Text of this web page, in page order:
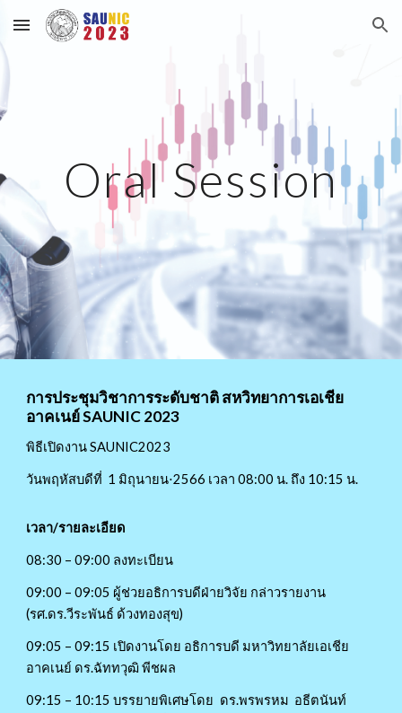
Skip to main content Skip to navigation
Oral Session
การประชุมวิชาการระดับชาติ สหวิทยาการเอเชีย
อาคเนย์ SAUNIC 2023
พิธีเปิดงาน SAUNIC2023
วันพฤหัสบดีที่ 1 มิถุนายน⋅2566 เวลา 08:00 น. ถึง 10:15 น.
เวลา/รายละเอียด
08:30 – 09:00 ลงทะเบียน
09:00 – 09:05 ผู้ช่วยอธิการบดีฝ่ายวิจัย กล่าวรายงาน
(รศ.ดร.วีระพันธ์ ด้วงทองสุข)
09:05 – 09:15 เปิดงานโดย อธิการบดี มหาวิทยาลัยเอเชีย
อาคเนย์ ดร.ฉัททวุฒิ พีชผล
09:15 – 10:15 บรรยายพิเศษโดย ดร.พรพรหม อธีตนันท์